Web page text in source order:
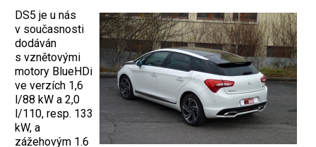
DS5 je u nás
v současnosti
dodáván
s vznětovými
motory BlueHDi
ve verzích 1,6
l/88 kW a 2,0
l/110, resp. 133
kW, a
zážehovým 1.6